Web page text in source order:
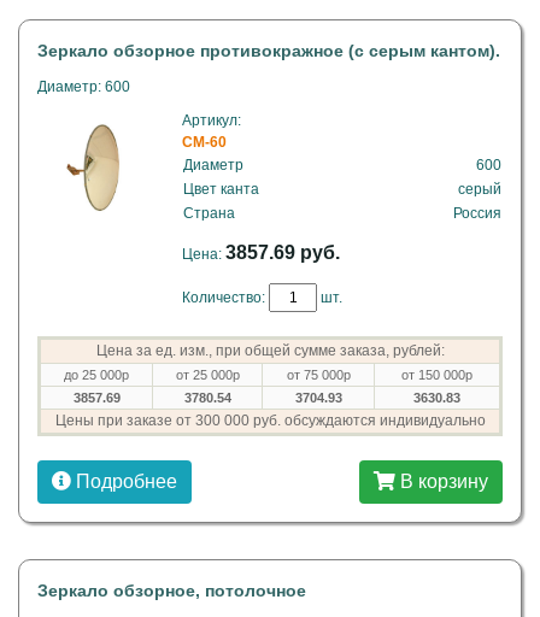
Зеркало обзорное противокражное (с серым кантом).
Диаметр: 600
Артикул:
CM-60
Диаметр
600
Цвет канта
серый
Страна
Россия
Цена: 3857.69 руб.
Количество: шт.
Цена за ед. изм., при общей сумме заказа, рублей:
до 25 000р от 25 000р от 75 000р
от 150 000р
3857.69
3780.54 3704.93 3630.83
Цены при заказе от 300 000 руб. обсуждаются индивидуально
Подробнее В корзину
Зеркало обзорное, потолочное